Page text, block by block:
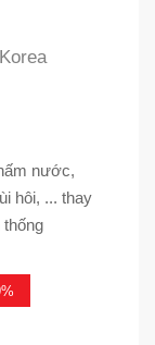
nước,
hôi, ... thay